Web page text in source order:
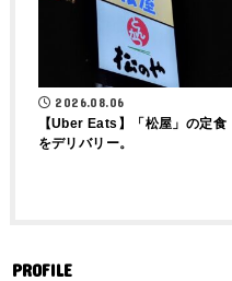
2026.08.06
【Uber Eats】「松屋」の定食
をデリバリー。
PROFILE